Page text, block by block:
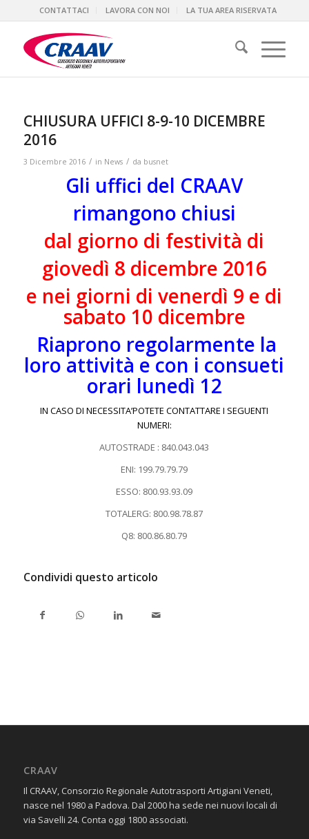
CONTATTACI LAVORA CON NOI LA TUA AREA RISERVATA
CHIUSURA UFFICI 8-9-10 DICEMBRE
2016
3 Dicembre 2016 / in News / da busnet
Gli uffici del CRAAV
rimangono chiusi
dal giorno di festività di
giovedì 8 dicembre 2016
e nei giorni di venerdì 9 e di
sabato 10 dicembre
Riaprono regolarmente la
loro attività e con i consueti
orari lunedì 12
IN CASO DI NECESSITA’POTETE CONTATTARE I SEGUENTI
NUMERI:
AUTOSTRADE : 840.043.043
ENI: 199.79.79.79
ESSO: 800.93.93.09
TOTALERG: 800.98.78.87
Q8: 800.86.80.79
Condividi questo articolo
CRAAV
Il CRAAV, Consorzio Regionale Autotrasporti Artigiani Veneti,
nasce nel 1980 a Padova. Dal 2000 ha sede nei nuovi locali di
via Savelli 24. Conta oggi 1800 associati.